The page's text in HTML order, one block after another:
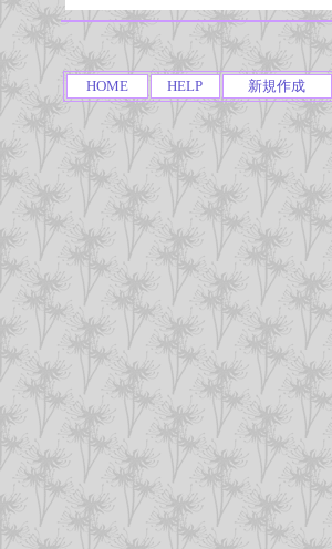
HOME HELP 新規作成